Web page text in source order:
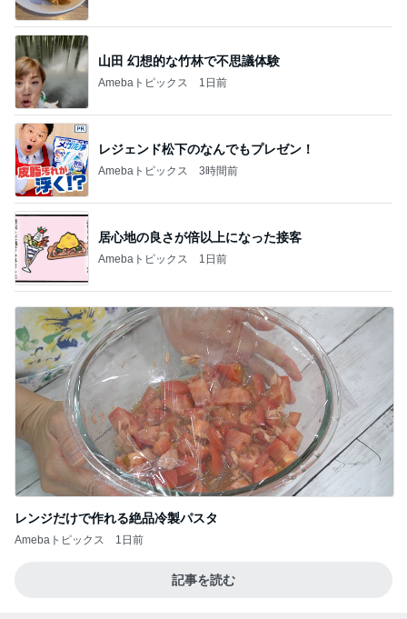
山田 幻想的な竹林で不思議体験
Amebaトピックス 1日前
レジェンド松下のなんでもプレゼン！
Amebaトピックス 3時間前
居心地の良さが倍以上になった接客
Amebaトピックス 1日前
レンジだけで作れる絶品冷製パスタ
Amebaトピックス 1日前
記事を読む